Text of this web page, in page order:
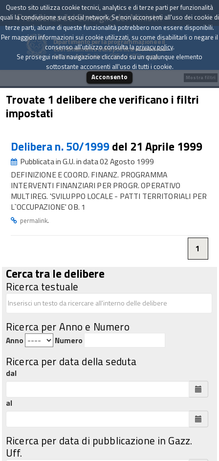
Presidenza del Consiglio dei Ministri
Dipartimento per la programmazione e il
coordinamento della politica economica
Archivio delle Delibere CIPE dal 1967 a oggi
Trovate 1 delibere che verificano i filtri
impostati
Delibera n. 50/1999del 21 Aprile 1999
Pubblicata in G.U. in data 02 Agosto 1999
DEFINIZIONE E COORD. FINANZ. PROGRAMMA
INTERVENTI FINANZIARI PER PROGR. OPERATIVO
MULTIREG. 'SVILUPPO LOCALE - PATTI TERRITORIALI PER
L`OCCUPAZIONE' OB. 1
permalink.
1
Cerca tra le delibere
Ricerca testuale
Ricerca per Anno e Numero
Anno Numero
Ricerca per data della seduta
dal
al
Ricerca per data di pubblicazione in Gazz.
Uff.
Mostra filtri
Questo sito utilizza cookie tecnici, analytics e di terze parti per funzionalità
quali la condivisione sui social network. Se non acconsenti all'uso dei cookie di
terze parti, alcune di queste funzionalità potrebbero non essere disponibili.
Per maggiori informazioni sui cookie utilizzati, su come disabilitarli o negare il
consenso all'utilizzo consulta laprivacy policy.
Se prosegui nella navigazione cliccando su un qualunque elemento
sottostante acconsenti all'uso di tutti i cookie.
Acconsento